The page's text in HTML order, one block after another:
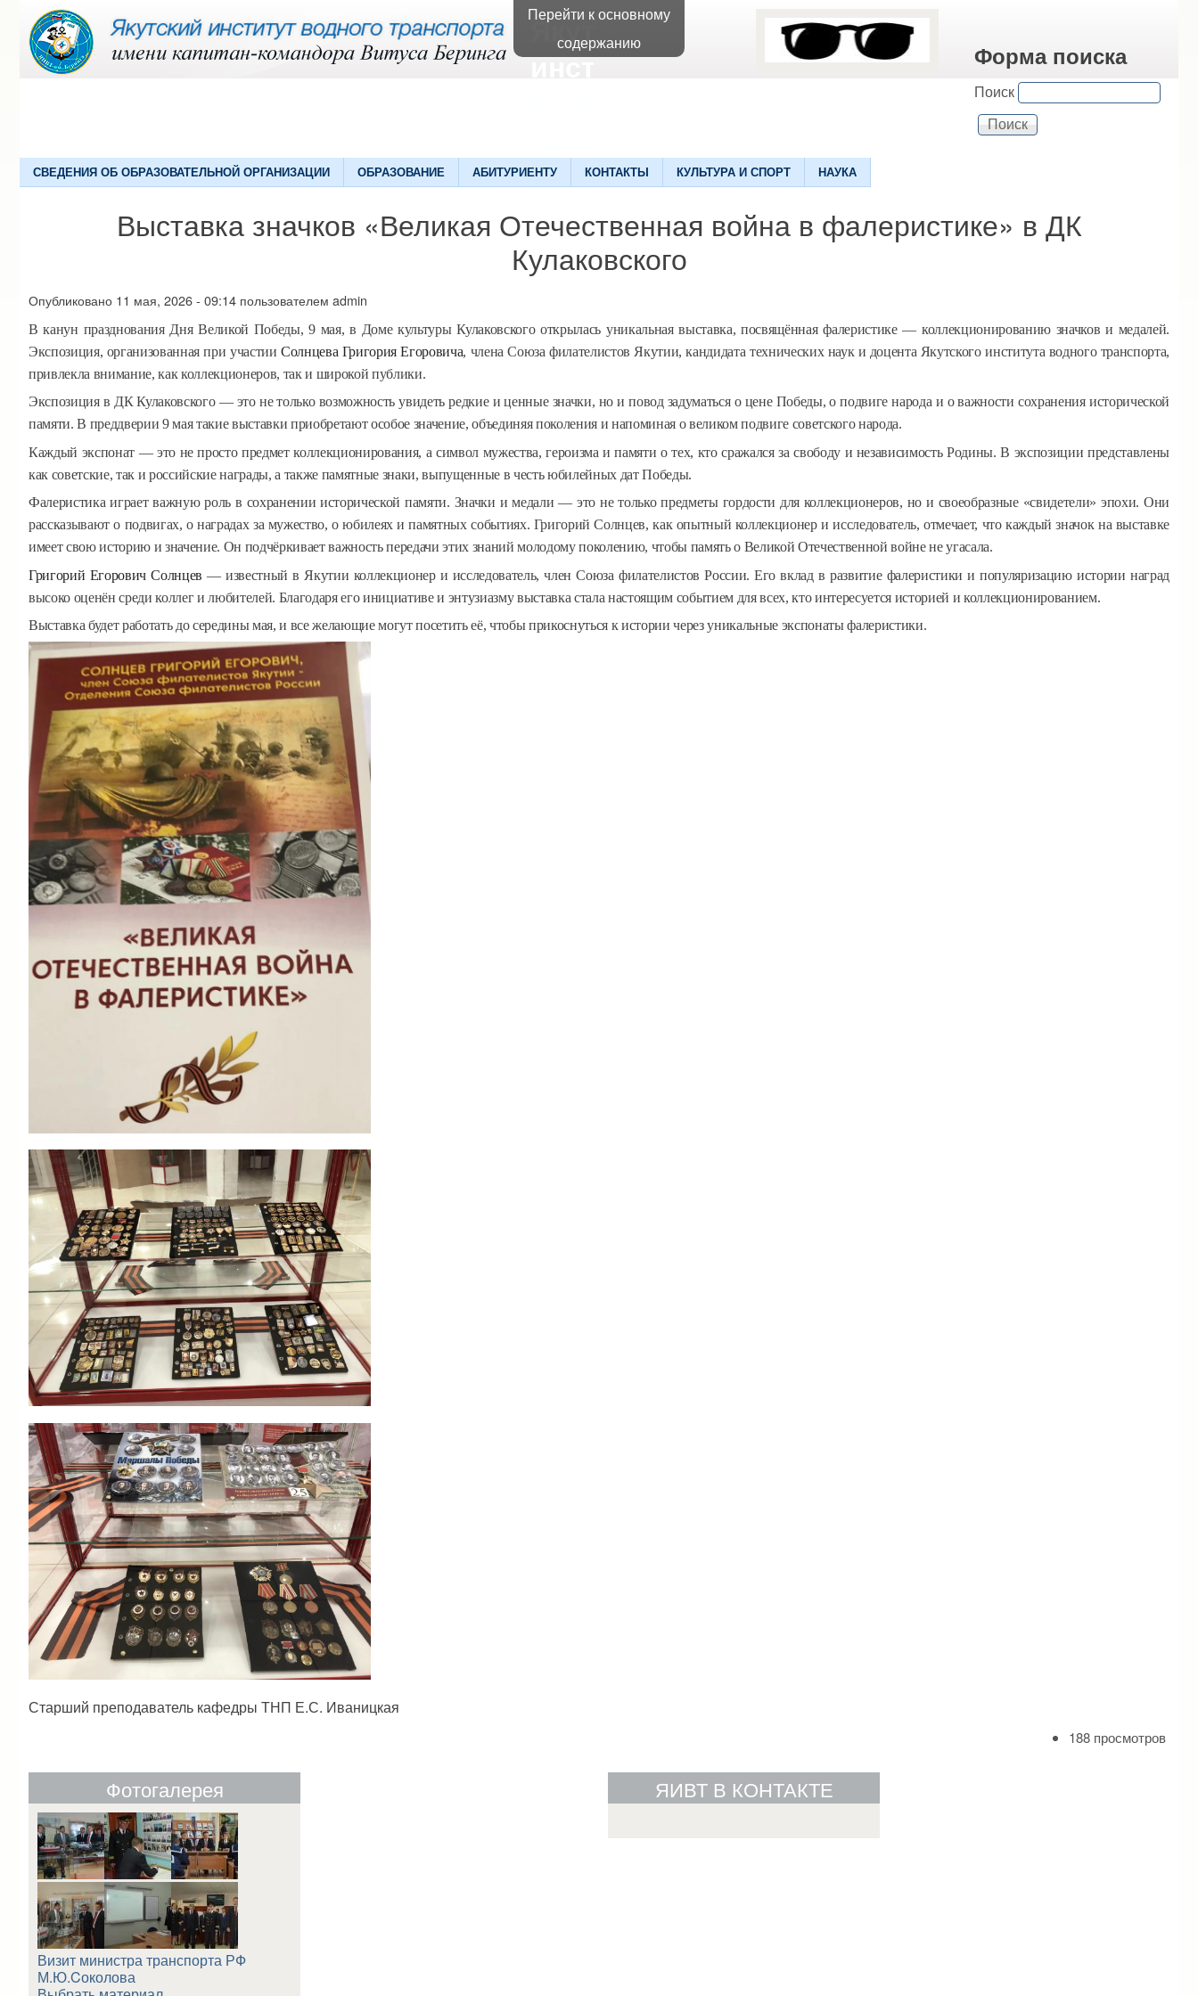
Перейти к основному
содержанию
Якутский
институт
Форма поиска
Поиск
СВЕДЕНИЯ ОБ ОБРАЗОВАТЕЛЬНОЙ ОРГАНИЗАЦИИ ОБРАЗОВАНИЕ АБИТУРИЕНТУ КОНТАКТЫ КУЛЬТУРА И СПОРТ НАУКА
Выставка значков «Великая Отечественная война в фалеристике» в ДК
Кулаковского
Опубликовано 11 мая, 2026 - 09:14 пользователем admin
В канун празднования Дня Великой Победы, 9 мая, в Доме культуры Кулаковского открылась уникальная выставка, посвящённая фалеристике — коллекционированию значков и медалей.
Экспозиция, организованная при участии Солнцева Григория Егоровича, члена Союза филателистов Якутии, кандидата технических наук и доцента Якутского института водного транспорта,
привлекла внимание, как коллекционеров, так и широкой публики.
Экспозиция в ДК Кулаковского — это не только возможность увидеть редкие и ценные значки, но и повод задуматься о цене Победы, о подвиге народа и о важности сохранения исторической
памяти. В преддверии 9 мая такие выставки приобретают особое значение, объединяя поколения и напоминая о великом подвиге советского народа.
Каждый экспонат — это не просто предмет коллекционирования, а символ мужества, героизма и памяти о тех, кто сражался за свободу и независимость Родины. В экспозиции представлены
как советские, так и российские награды, а также памятные знаки, выпущенные в честь юбилейных дат Победы.
Фалеристика играет важную роль в сохранении исторической памяти. Значки и медали — это не только предметы гордости для коллекционеров, но и своеобразные «свидетели» эпохи. Они
рассказывают о подвигах, о наградах за мужество, о юбилеях и памятных событиях. Григорий Солнцев, как опытный коллекционер и исследователь, отмечает, что каждый значок на выставке
имеет свою историю и значение. Он подчёркивает важность передачи этих знаний молодому поколению, чтобы память о Великой Отечественной войне не угасала.
Григорий Егорович Солнцев — известный в Якутии коллекционер и исследователь, член Союза филателистов России. Его вклад в развитие фалеристики и популяризацию истории наград
высоко оценён среди коллег и любителей. Благодаря его инициативе и энтузиазму выставка стала настоящим событием для всех, кто интересуется историей и коллекционированием.
Выставка будет работать до середины мая, и все желающие могут посетить её, чтобы прикоснуться к истории через уникальные экспонаты фалеристики.
Старший преподаватель кафедры ТНП Е.С. Иваницкая
188 просмотров
Фотогалерея
Визит министра транспорта РФ
М.Ю.Cоколова
ЯИВТ В КОНТАКТЕ